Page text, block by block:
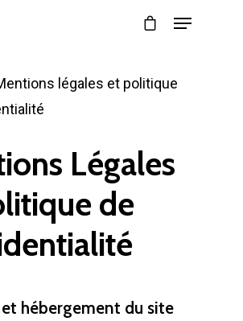
légales et politique
Légales
de
hébergement du site